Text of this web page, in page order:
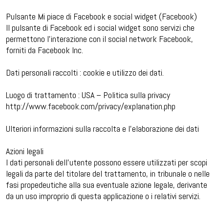
Pulsante Mi piace di Facebook e social widget (Facebook)
Il pulsante di Facebook ed i social widget sono servizi che
permettono l’interazione con il social network Facebook,
forniti da Facebook Inc.
Dati personali raccolti : cookie e utilizzo dei dati.
Luogo di trattamento : USA – Politica sulla privacy
http://www.facebook.com/privacy/explanation.php
Ulteriori informazioni sulla raccolta e l’elaborazione dei dati
Azioni legali
I dati personali dell’utente possono essere utilizzati per scopi
legali da parte del titolare del trattamento, in tribunale o nelle
fasi propedeutiche alla sua eventuale azione legale, derivante
da un uso improprio di questa applicazione o i relativi servizi.